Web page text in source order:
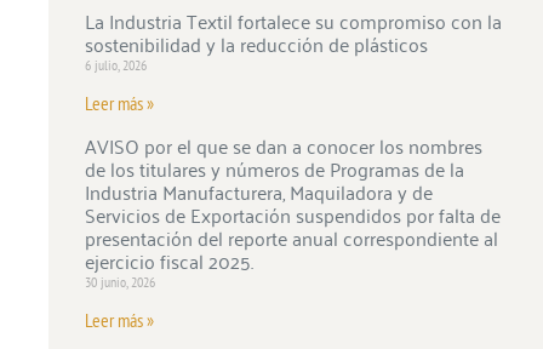
La Industria Textil fortalece su compromiso con la
sostenibilidad y la reducción de plásticos
6 julio, 2026
Leer más »
AVISO por el que se dan a conocer los nombres
de los titulares y números de Programas de la
Industria Manufacturera, Maquiladora y de
Servicios de Exportación suspendidos por falta de
presentación del reporte anual correspondiente al
ejercicio fiscal 2025.
30 junio, 2026
Leer más »